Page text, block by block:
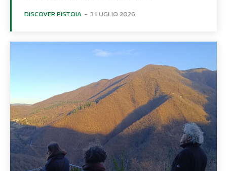
DISCOVER PISTOIA - 3 LUGLIO 2026